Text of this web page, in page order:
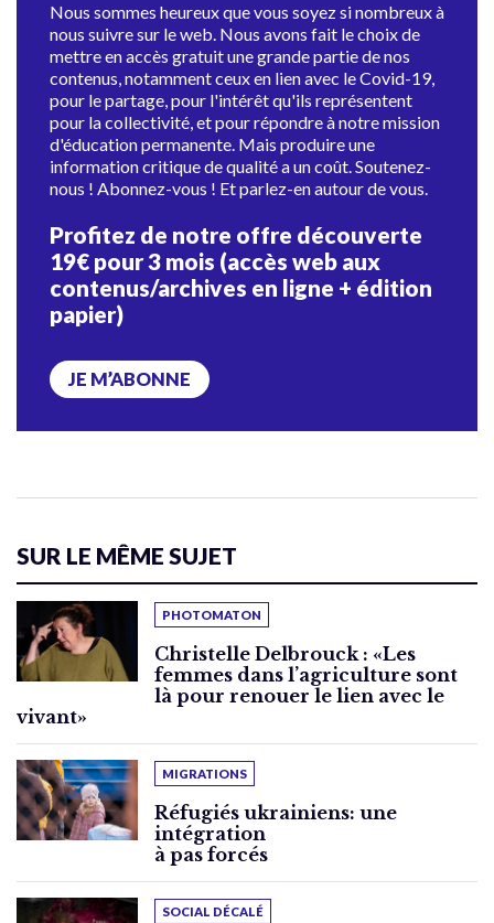
Nous sommes heureux que vous soyez si nombreux à
nous suivre sur le web. Nous avons fait le choix de
mettre en accès gratuit une grande partie de nos
contenus, notamment ceux en lien avec le Covid-19,
pour le partage, pour l'intérêt qu'ils représentent
pour la collectivité, et pour répondre à notre mission
d'éducation permanente. Mais produire une
information critique de qualité a un coût. Soutenez-
nous ! Abonnez-vous ! Et parlez-en autour de vous.
Profitez de notre offre découverte
19€ pour 3 mois (accès web aux
contenus/archives en ligne + édition
papier)
JE M’ABONNE
SUR LE MÊME SUJET
PHOTOMATON
Christelle Delbrouck : «Les
femmes dans l’agriculture sont
là pour renouer le lien avec le
vivant»
MIGRATIONS
Réfugiés ukrainiens: une
intégration
à pas forcés
SOCIAL DÉCALÉ